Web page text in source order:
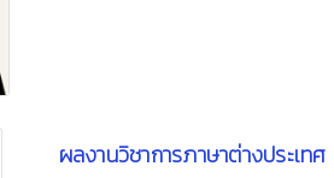
ผลงานวิชาการภาษาต่างประเทศ